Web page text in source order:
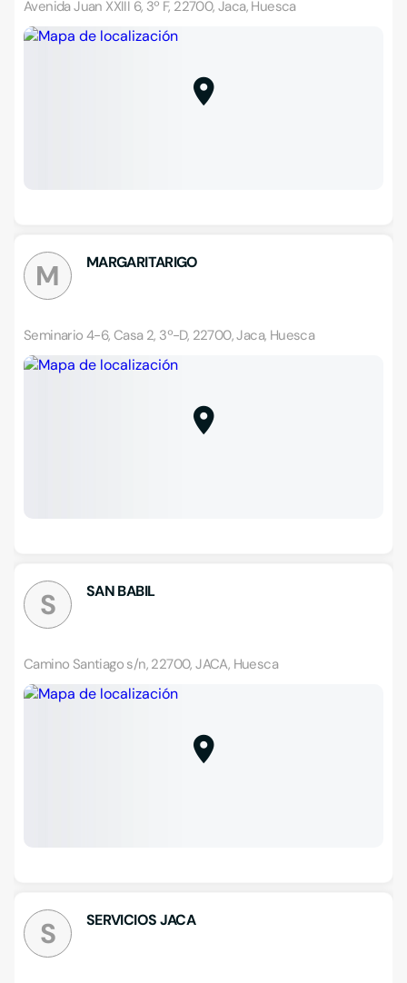
Avenida Juan XXIII 6, 3º F, 22700, Jaca, Huesca
M MARGARITARIGO
Seminario 4-6, Casa 2, 3º-D, 22700, Jaca, Huesca
S SAN BABIL
Camino Santiago s/n, 22700, JACA, Huesca
S SERVICIOS JACA